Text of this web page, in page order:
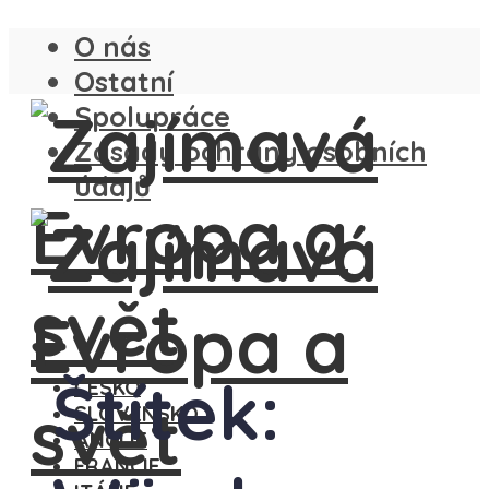
O nás
Ostatní
Spolupráce
Zásady ochrany osobních
údajů
ČESKO
SLOVENSKO
ANGLIE
FRANCIE
Štítek: